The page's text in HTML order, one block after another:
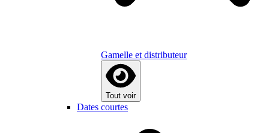
Gamelle et distributeur
Tout voir
Dates courtes